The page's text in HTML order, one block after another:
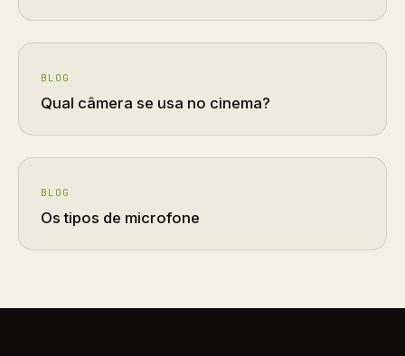
BLOG
Qual câmera se usa no cinema?
BLOG
Os tipos de microfone